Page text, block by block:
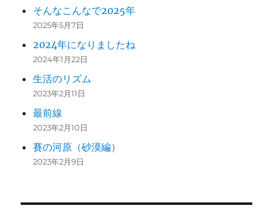
そんなこんなで2025年
2025年5月7日
2024年になりましたね
2024年1月22日
生活のリズム
2023年2月11日
最前線
2023年2月10日
賽の河原（砂漠編）
2023年2月9日